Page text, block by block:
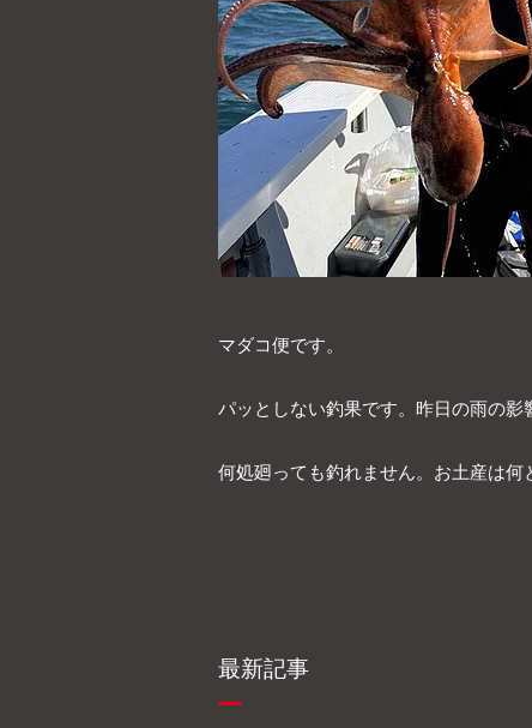
マダコ便です。
パッとしない釣果です。昨日の雨の影
何処廻っても釣れません。お土産は何
最新記事